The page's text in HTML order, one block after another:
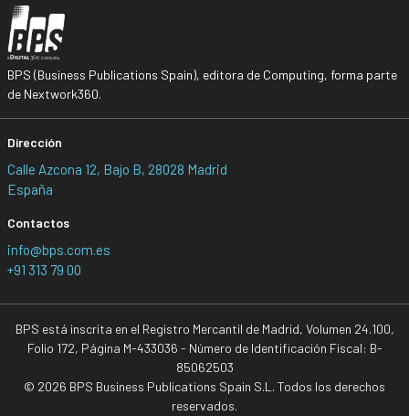
BPS (Business Publications Spain), editora de Computing, forma parte
de Nextwork360.
Dirección
Calle Azcona 12, Bajo B, 28028 Madrid
España
Contactos
info@bps.com.es
+91 313 79 00
BPS está inscrita en el Registro Mercantil de Madrid, Volumen 24.100,
Folio 172, Página M-433036 - Número de Identificación Fiscal: B-
85062503
© 2026 BPS Business Publications Spain S.L. Todos los derechos
reservados.